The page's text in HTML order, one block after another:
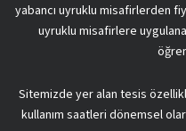
yabancı uyruklu misafirlerden
uyruklu misafirlere
Sitemizde yer alan tesis
kullanım saatleri dönemsel